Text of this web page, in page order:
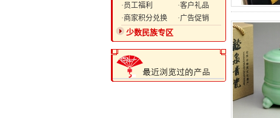
·员工福利
·客户礼品
·商家积分兑换
·广告促销
少数民族专区